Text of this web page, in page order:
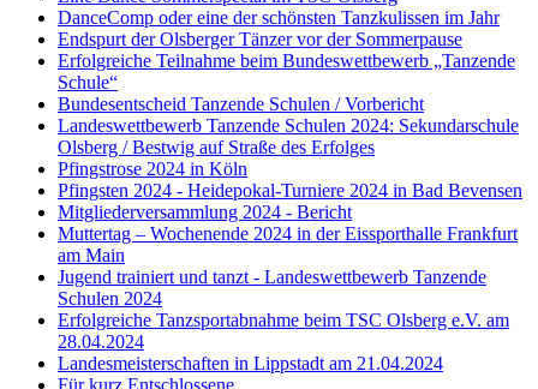
DanceComp oder eine der schönsten Tanzkulissen im Jahr
Endspurt der Olsberger Tänzer vor der Sommerpause
Erfolgreiche Teilnahme beim Bundeswettbewerb „Tanzende
Schule“
Bundesentscheid Tanzende Schulen / Vorbericht
Landeswettbewerb Tanzende Schulen 2024: Sekundarschule
Olsberg / Bestwig auf Straße des Erfolges
Pfingstrose 2024 in Köln
Pfingsten 2024 - Heidepokal-Turniere 2024 in Bad Bevensen
Mitgliederversammlung 2024 - Bericht
Muttertag – Wochenende 2024 in der Eissporthalle Frankfurt
am Main
Jugend trainiert und tanzt - Landeswettbewerb Tanzende
Schulen 2024
Erfolgreiche Tanzsportabnahme beim TSC Olsberg e.V. am
28.04.2024
Landesmeisterschaften in Lippstadt am 21.04.2024
Für kurz Entschlossene